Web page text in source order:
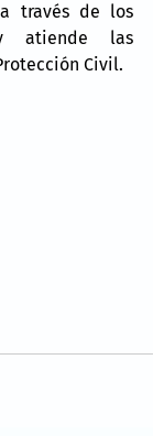
través de los
atiende las
Civil.